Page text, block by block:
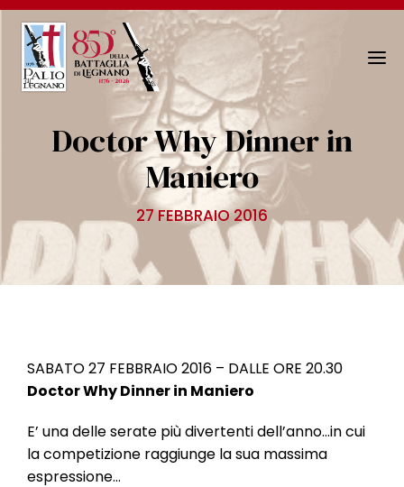
N
o
Doctor Why Dinner in
Maniero
27 FEBBRAIO 2016
SABATO 27 FEBBRAIO 2016 – DALLE ORE 20.30
Doctor Why Dinner in Maniero
E’ una delle serate più divertenti dell’anno…in cui
la competizione raggiunge la sua massima
espressione…